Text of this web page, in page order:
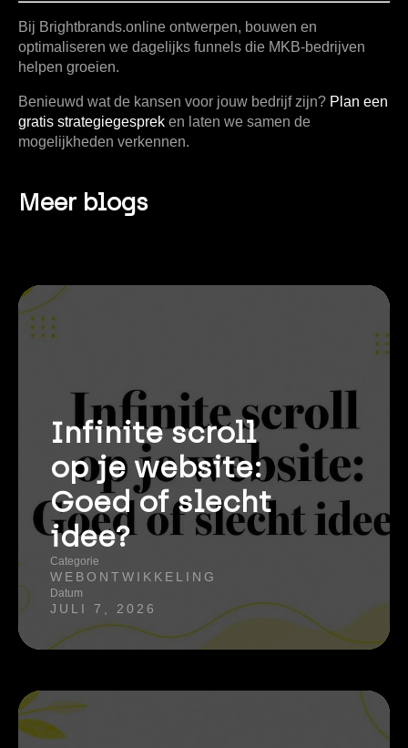
Bij Brightbrands.online ontwerpen, bouwen en
optimaliseren we dagelijks funnels die MKB-bedrijven
helpen groeien.
Benieuwd wat de kansen voor jouw bedrijf zijn? Plan een
gratis strategiegesprek en laten we samen de
mogelijkheden verkennen.
Meer blogs
Infinite scroll
op je website:
Goed of slecht
idee?
Categorie
WEBONTWIKKELING
Datum
JULI 7, 2026